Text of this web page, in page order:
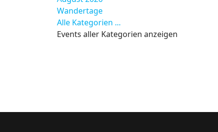
Wandertage
Alle Kategorien ...
Events aller Kategorien anzeigen